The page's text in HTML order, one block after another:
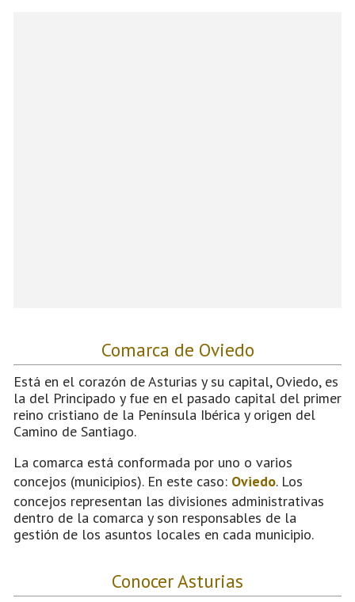
Comarca de Oviedo
Está en el corazón de Asturias y su capital, Oviedo, es
la del Principado y fue en el pasado capital del primer
reino cristiano de la Península Ibérica y origen del
Camino de Santiago.
La comarca está conformada por uno o varios
concejos (municipios). En este caso: Oviedo. Los
concejos representan las divisiones administrativas
dentro de la comarca y son responsables de la
gestión de los asuntos locales en cada municipio.
Conocer Asturias